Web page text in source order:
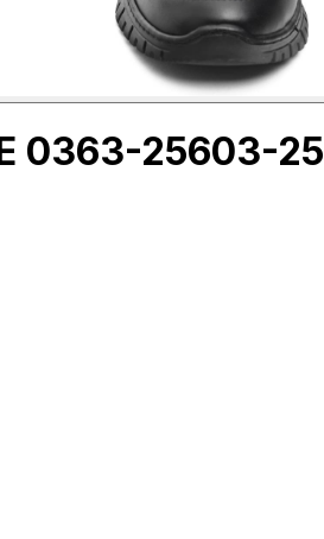
25603-25